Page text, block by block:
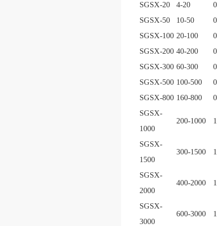
SGSX-20
4-20
SGSX-50
10-50
SGSX-100 20-100
SGSX-200 40-200
SGSX-300 60-300
SGSX-500 100-500
SGSX-800 160-800
SGSX-
1000
200-1000 1
SGSX-
1500
300-1500 1
SGSX-
2000
400-2000 1
SGSX-
3000
600-3000 1